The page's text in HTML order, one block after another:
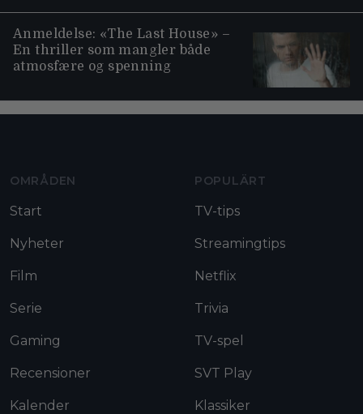
Anmeldelse: «The Last House» –
En thriller som mangler både
atmosfære og spenning
OMRÅDEN
Start
Nyheter
Film
Serie
Gaming
Recensioner
Kalender
POPULÄRT
TV-tips
Streamingtips
Netflix
Trivia
TV-spel
SVT Play
Klassiker